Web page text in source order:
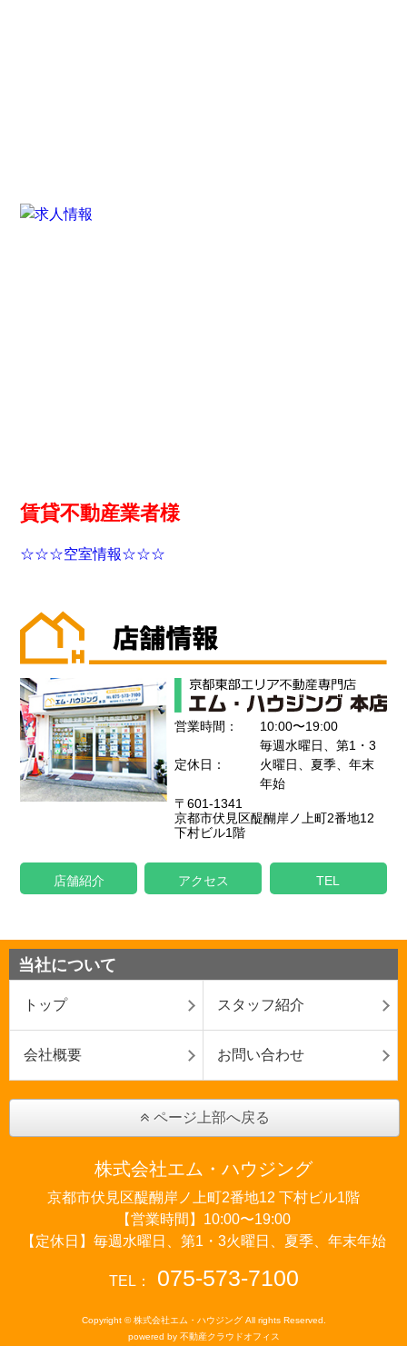
賃貸不動産業者様
☆☆☆空室情報☆☆☆
営業時間： 10:00〜19:00
定休日：
毎週水曜日、第1・3
火曜日、夏季、年末
年始
〒601-1341
京都市伏見区醍醐岸ノ上町2番地12
下村ビル1階
店舗紹介 アクセス TEL
当社について
トップ スタッフ紹介
会社概要 お問い合わせ
ページ上部へ戻る
株式会社エム・ハウジング
京都市伏見区醍醐岸ノ上町2番地12 下村ビル1階
【営業時間】10:00〜19:00
【定休日】毎週水曜日、第1・3火曜日、夏季、年末年始
TEL： 075-573-7100
Copyright © 株式会社エム・ハウジング All rights Reserved.
powered by 不動産クラウドオフィス